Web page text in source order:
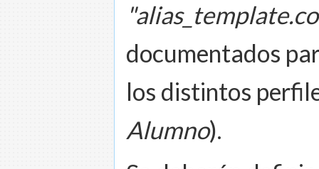
documentados
los distintos
Alumno).